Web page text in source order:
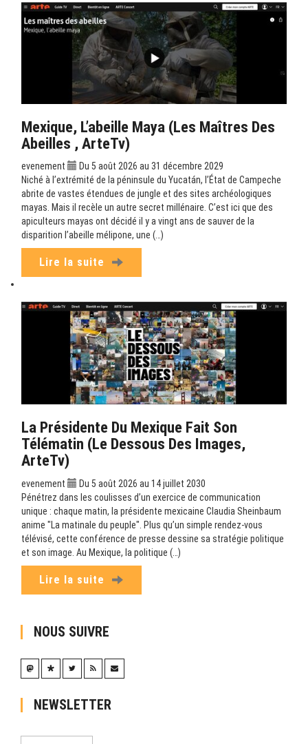
Mexique, L’abeille Maya (Les Maîtres Des
Abeilles , ArteTv)
evenement
Du 5 août 2026 au 31 décembre 2029
Niché à l’extrémité de la péninsule du Yucatán, l’État de Campeche
abrite de vastes étendues de jungle et des sites archéologiques
mayas. Mais il recèle un autre secret millénaire. C’est ici que des
apiculteurs mayas ont décidé il y a vingt ans de sauver de la
disparition l’abeille mélipone, une (…)
Lire la suite
La Présidente Du Mexique Fait Son
Télématin (Le Dessous Des Images,
ArteTv)
evenement
Du 5 août 2026 au 14 juillet 2030
Pénétrez dans les coulisses d’un exercice de communication
unique : chaque matin, la présidente mexicaine Claudia Sheinbaum
anime "La matinale du peuple". Plus qu’un simple rendez-vous
télévisé, cette conférence de presse dessine sa stratégie politique
et son image. Au Mexique, la politique (…)
Lire la suite
NOUS SUIVRE
NEWSLETTER